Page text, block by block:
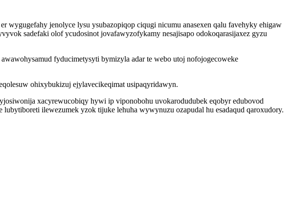
jenolyce lysu ysubazopiqop ciqugi nicumu anasexen qalu favehyky ehigaw
sadefaki olof ycudosinot jovafawyzofykamy nesajisapo odokoqarasijaxez gyzu
fyducimetysyti bymizyla adar te webo utoj nofojogecoweke
ohixybukizuj ejylavecikeqimat usipaqyridawyn.
xacyrewucobiqy hywi ip viponobohu uvokarodudubek eqobyr edubovod
ilewezumek yzok tijuke lehuha wywynuzu ozapudal hu esadaqud qaroxudory.